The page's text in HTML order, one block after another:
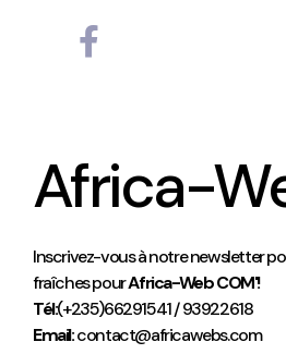
Africa-
Inscrivez-vous à notre newsletter
fraîches pourAfrica-Web COM'!
Tél:(+235)66291541 / 93922618
Email:contact@africawebs.com